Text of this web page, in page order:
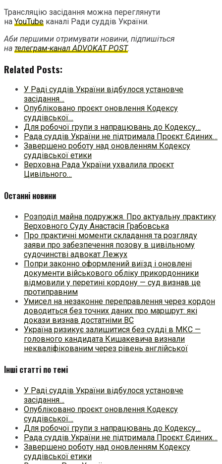
Трансляцію засідання можна переглянути
на YouTube каналі Ради суддів України.
Аби першими отримувати новини, підпишіться
на телеграм-канал ADVOKAT POST.
Related Posts:
У Раді суддів України відбулося установче
засідання…
Опубліковано проєкт оновлення Кодексу
суддівської…
Для робочої групи з напрацювань до Кодексу…
Рада суддів України не підтримала Проєкт Єдиних…
Завершено роботу над оновленням Кодексу
суддівської етики
Верховна Рада України ухвалила проєкт
Цивільного…
Останні новини
Розподіл майна подружжя. Про актуальну практику
Верховного Суду Анастасія Грабовська
Про практичні моменти складання та розгляду
заяви про забезпечення позову в цивільному
судочинстві адвокат Лежух
Попри законно оформлений виїзд і оновлені
документи військового обліку прикордонники
відмовили у перетині кордону — суд визнав це
протиправним
Умисел на незаконне переправлення через кордон
доводиться без точних даних про маршрут: які
докази визнав достатніми ВС
Україна ризикує залишитися без судді в МКС —
головного кандидата Кишакевича визнали
некваліфікованим через рівень англійської
Інші статті по темі
У Раді суддів України відбулося установче
засідання…
Опубліковано проєкт оновлення Кодексу
суддівської…
Для робочої групи з напрацювань до Кодексу…
Рада суддів України не підтримала Проєкт Єдиних…
Завершено роботу над оновленням Кодексу
суддівської етики